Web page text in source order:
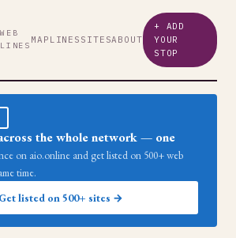
WEB
LINES MAP LINES SITESABOUT
+ ADD
YOUR
STOP
the whole network — one
on aio.online and get listed on 500+ web
time.
Get listed on 500+ sites →